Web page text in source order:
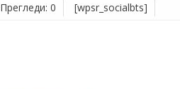
Прегледи: 0 [wpsr_socialbts]